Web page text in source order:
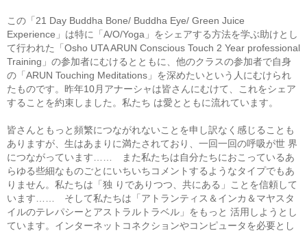
この「21 Day Buddha Bone/ Buddha Eye/ Green Juice
Experience」は特に「A/O/Yoga」をシェアする方法を学ぶ助けとし
て行われた「Osho UTA ARUN Conscious Touch 2 Year professional
Training」の参加者にむけるとともに、他のクラスの参加者で自身
の「ARUN Touching Meditations」を深めたいという人にむけられ
たものです。昨年10月アナーシャは皆さんにむけて、これをシェア
することを約束しました。私たち は愛とともに流れています。
皆さんともっと頻繁につながれないことを申し訳なく感じることも
ありますが、生はあまりに満たされており、一回一回の呼吸が世 界
につながっています…… また私たちは自分たちにおこっているあ
らゆる些細なものごとにいちいちコメントするようなタイプでもあ
りません。私たちは「独 りでありつつ、共にある」ことを信頼して
います…… そして私たちは「アトランティス＆インカ＆マヤスタ
イルのテレパシーとアストラルトラベル」をもっと 活用しようとし
ています。インターネットコネクションやコンピュータを必要とし